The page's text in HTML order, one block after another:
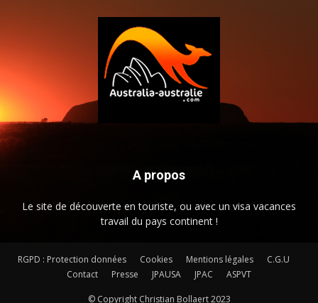
A propos
Le site de découverte en touriste, ou avec un visa vacances
travail du pays continent !
RGPD : Protection données Cookies Mentions légales
C.G.U
Contact
Presse JPAUSA JPAC ASPVT
© Copyright Christian Bollaert 2023